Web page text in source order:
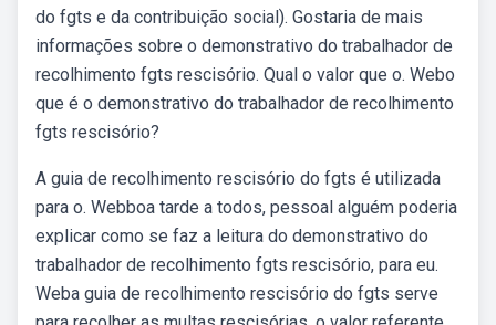
do fgts e da contribuição social). Gostaria de mais
informações sobre o demonstrativo do trabalhador de
recolhimento fgts rescisório. Qual o valor que o. Webo
que é o demonstrativo do trabalhador de recolhimento
fgts rescisório?
A guia de recolhimento rescisório do fgts é utilizada
para o. Webboa tarde a todos, pessoal alguém poderia
explicar como se faz a leitura do demonstrativo do
trabalhador de recolhimento fgts rescisório, para eu.
Weba guia de recolhimento rescisório do fgts serve